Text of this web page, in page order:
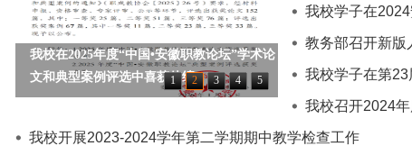
我校在2025年度“中国•安徽职教论坛”学术论
文和典型案例评选中喜获佳绩
1 2 3 4 5
选
我校学子在
教务部召开新版
会
我校学子在第
我校召开2024
规划课
我校开展2023-2024学年第二学期期中教学检查工作